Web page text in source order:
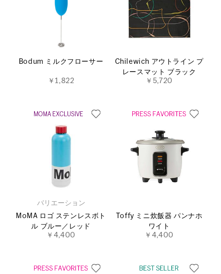
Bodum ミルクフローサー
￥1,822
Chilewich アウトライン プ
レースマット ブラック
￥5,720
バリエーション
MoMA ロゴ ステンレスボト
ル ブルー／レッド
￥4,400
Toffy ミニ炊飯器 パンナホ
ワイト
￥4,400